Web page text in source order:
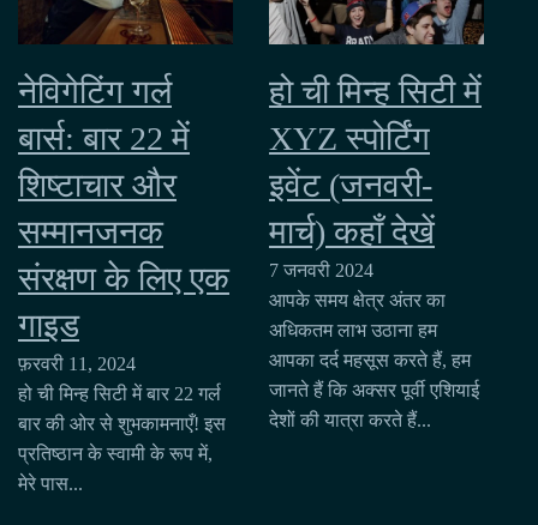
नेविगेटिंग गर्ल
बार्स: बार 22 में
शिष्टाचार और
सम्मानजनक
संरक्षण के लिए एक
गाइड
फ़रवरी 11, 2024
हो ची मिन्ह सिटी में बार 22 गर्ल
बार की ओर से शुभकामनाएँ! इस
प्रतिष्ठान के स्वामी के रूप में,
मेरे पास...
हो ची मिन्ह सिटी में
XYZ स्पोर्टिंग
इवेंट (जनवरी-
मार्च) कहाँ देखें
7 जनवरी 2024
आपके समय क्षेत्र अंतर का
अधिकतम लाभ उठाना हम
आपका दर्द महसूस करते हैं, हम
जानते हैं कि अक्सर पूर्वी एशियाई
देशों की यात्रा करते हैं...